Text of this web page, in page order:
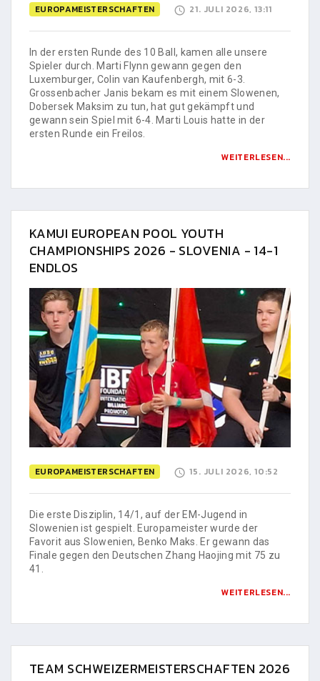
EUROPAMEISTERSCHAFTEN 21. JULI 2026, 13:11
In der ersten Runde des 10 Ball, kamen alle unsere
Spieler durch. Marti Flynn gewann gegen den
Luxemburger, Colin van Kaufenbergh, mit 6-3.
Grossenbacher Janis bekam es mit einem Slowenen,
Dobersek Maksim zu tun, hat gut gekämpft und
gewann sein Spiel mit 6-4. Marti Louis hatte in der
ersten Runde ein Freilos.
WEITERLESEN...
KAMUI EUROPEAN POOL YOUTH
CHAMPIONSHIPS 2026 - SLOVENIA - 14-1
ENDLOS
EUROPAMEISTERSCHAFTEN 15. JULI 2026, 10:52
Die erste Disziplin, 14/1, auf der EM-Jugend in
Slowenien ist gespielt. Europameister wurde der
Favorit aus Slowenien, Benko Maks. Er gewann das
Finale gegen den Deutschen Zhang Haojing mit 75 zu
41.
WEITERLESEN...
TEAM SCHWEIZERMEISTERSCHAFTEN 2026